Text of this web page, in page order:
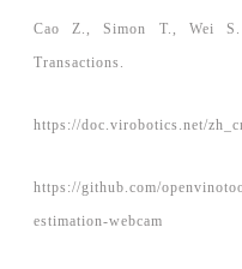
Cao Z., Simon T., Wei S.
Transactions.
https://doc.virobotics.net/
https://github.com/
estimation-webcam